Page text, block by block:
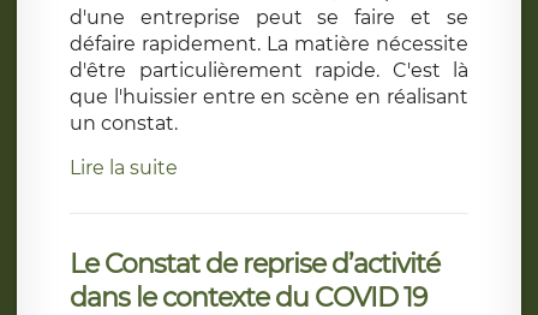
d'une entreprise peut se faire et se
défaire rapidement. La matière nécessite
d'être particulièrement rapide. C'est là
que l'huissier entre en scène en réalisant
un constat.
Lire la suite
Le Constat de reprise d’activité
dans le contexte du COVID 19